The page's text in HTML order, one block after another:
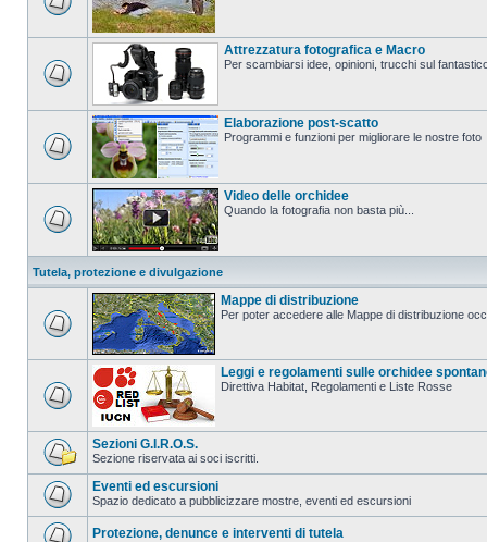
Attrezzatura fotografica e Macro
Per scambiarsi idee, opinioni, trucchi sul
Elaborazione post-scatto
Programmi e funzioni per migliorare le nostre foto
Video delle orchidee
Quando la fotografia non basta più...
Tutela, protezione e divulgazione
Mappe di distribuzione
Per poter accedere alle Mappe di distribuzione
Leggi e regolamenti sulle orchidee
Direttiva Habitat, Regolamenti e Liste Rosse
Sezioni G.I.R.O.S.
Sezione riservata ai soci iscritti.
Eventi ed escursioni
Spazio dedicato a pubblicizzare mostre, eventi ed escursioni
Protezione, denunce e interventi di tutela